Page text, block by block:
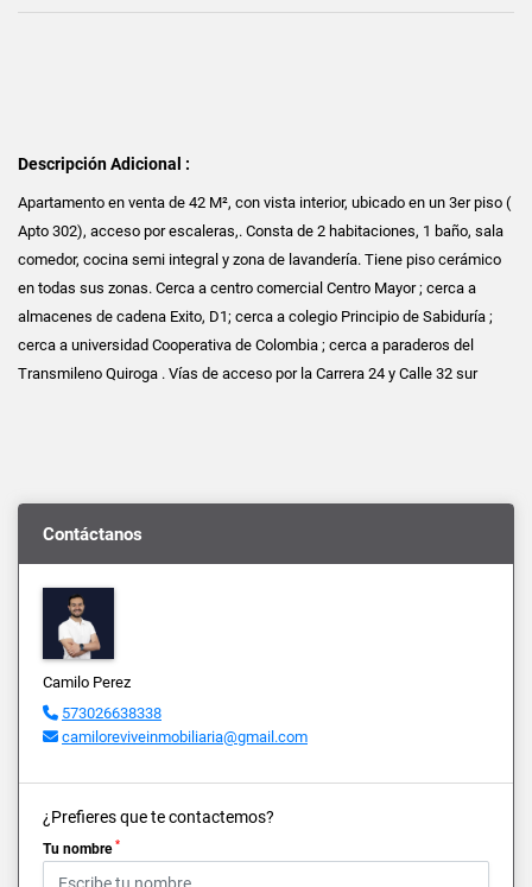
Descripción Adicional :
Apartamento en venta de 42 M², con vista interior, ubicado en un 3er piso (
Apto 302), acceso por escaleras,. Consta de 2 habitaciones, 1 baño, sala
comedor, cocina semi integral y zona de lavandería. Tiene piso cerámico
en todas sus zonas. Cerca a centro comercial Centro Mayor ; cerca a
almacenes de cadena Exito, D1; cerca a colegio Principio de Sabiduría ;
cerca a universidad Cooperativa de Colombia ; cerca a paraderos del
Transmileno Quiroga . Vías de acceso por la Carrera 24 y Calle 32 sur
Contáctanos
Camilo Perez
573026638338
camiloreviveinmobiliaria@gmail.com
¿Prefieres que te contactemos?
Tu nombre *